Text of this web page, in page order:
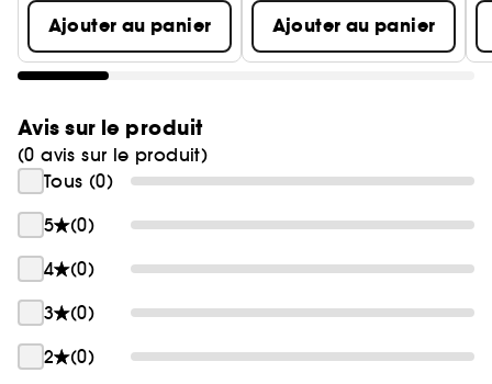
Ajouter au panier Ajouter au panier
Avis sur le produit
(0 avis sur le produit)
Tous (0)
5
(0)
4
(0)
3
(0)
2
(0)